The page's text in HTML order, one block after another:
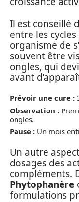
Il est conseillé
entre les
organisme de
souvent être
ongles, qui
avant
Prévoir une cure :
Observation :
ongles.
Pause : Un mois
Un autre
dosages des
compléments.
Phytophanère
formulations